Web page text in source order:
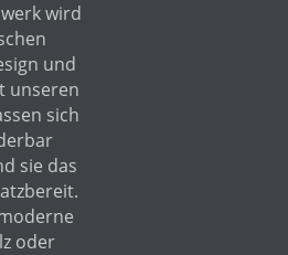
wird
und
unseren
sich
sie das
oder